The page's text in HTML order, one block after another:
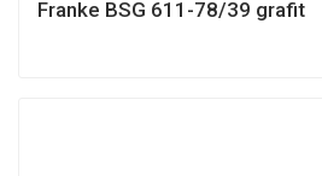
Franke BSG 611-78/39 grafit